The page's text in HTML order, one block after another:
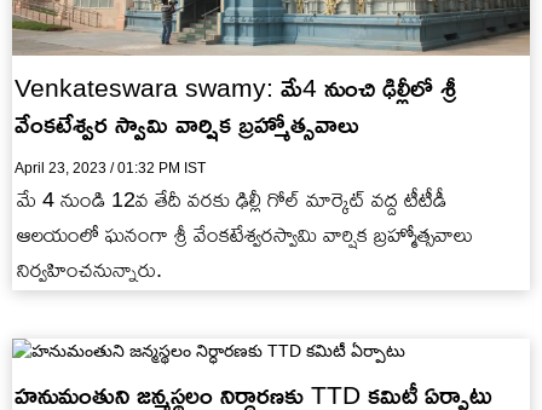
Venkateswara swamy: మే4 నుంచి ఢిల్లీలో శ్రీ
వేంకటేశ్వర స్వామి వార్షిక బ్రహ్మోత్సవాలు
April 23, 2023 / 01:32 PM IST
మే 4 నుండి 12వ తేదీ వరకు ఢిల్లీ గోల్ మార్కెట్ వద్ద టీటీడీ
ఆలయంలో ఘనంగా శ్రీ వేంకటేశ్వరస్వామి వార్షిక బ్రహ్మోత్సవాలు
నిర్వహించనున్నారు.
హనుమంతుని జన్మస్థలం నిర్ధారణకు TTD కమిటీ ఏర్పాటు